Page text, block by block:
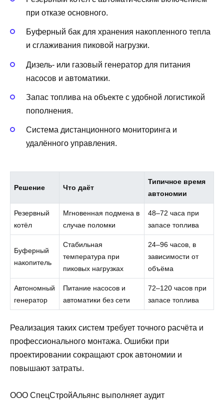
при отказе основного.
Буферный бак для хранения накопленного тепла
и сглаживания пиковой нагрузки.
Дизель- или газовый генератор для питания
насосов и автоматики.
Запас топлива на объекте с удобной логистикой
пополнения.
Система дистанционного мониторинга и
удалённого управления.
Решение Что даёт
Типичное время
автономии
Резервный
котёл
Мгновенная подмена в
случае поломки
48–72 часа при
запасе топлива
Буферный
накопитель
Стабильная
температура при
пиковых нагрузках
24–96 часов, в
зависимости от
объёма
Автономный
генератор
Питание насосов и
автоматики без сети
72–120 часов при
запасе топлива
Реализация таких систем требует точного расчёта и
профессионального монтажа. Ошибки при
проектировании сокращают срок автономии и
повышают затраты.
ООО СпецСтройАльянс выполняет аудит